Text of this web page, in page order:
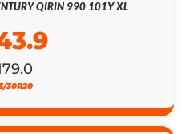
QIRIN 990 101Y XL
30R20